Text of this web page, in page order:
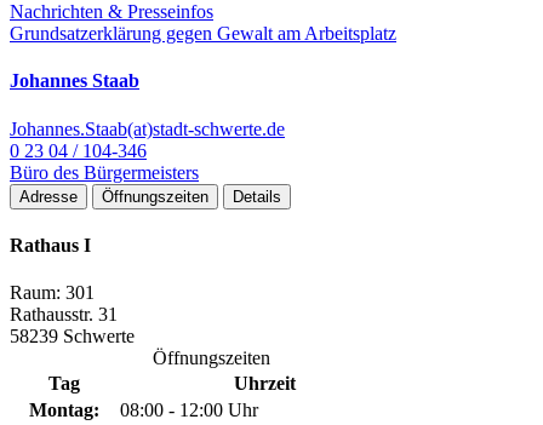
Nachrichten & Presseinfos
Grundsatzerklärung gegen Gewalt am Arbeitsplatz
Johannes Staab
Johannes.Staab(at)stadt-schwerte.de
0 23 04 / 104-346
Büro des Bürgermeisters
Adresse Öffnungszeiten Details
Rathaus I
Raum: 301
Rathausstr. 31
58239 Schwerte
Öffnungszeiten
Tag
Uhrzeit
Montag:
08:00 - 12:00 Uhr